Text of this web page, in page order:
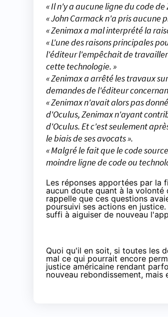
« Il n'y a aucune ligne du code
« John Carmack n'a pris aucune
« Zenimax a mal interprété la
« L'une des raisons principales
l'éditeur l'empêchait de
cette technologie. »
« Zenimax a arrêté les travaux
demandes de l'éditeur
« Zenimax n'avait alors pas
d'Oculus, Zenimax n'ayant
d'Oculus. Et c'est seulement
le biais de ses avocats ».
« Malgré le fait que le code
moindre ligne de code ou
Les réponses apportées par la
aucun doute quant à la volonté
rappelle que ces questions
poursuivi ses actions en
suffi à aiguiser de nouveau
Quoi qu'il en soit, si toutes les
mal ce qui pourrait encore
justice américaine rendant
nouveau rebondissement,